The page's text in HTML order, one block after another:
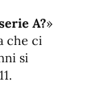
A?»
che ci
si